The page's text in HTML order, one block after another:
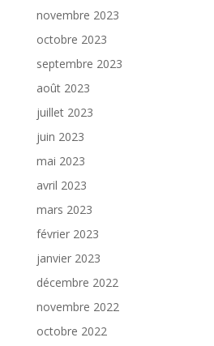
novembre 2023
octobre 2023
septembre 2023
août 2023
juillet 2023
juin 2023
mai 2023
avril 2023
mars 2023
février 2023
janvier 2023
décembre 2022
novembre 2022
octobre 2022